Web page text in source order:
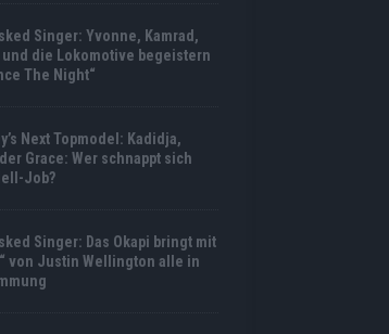
Singer: Yvonne, Kamrad,
und die Lokomotive begeistern
The Night“
Next Topmodel: Kadidja,
Grace: Wer schnappt sich
Job?
Singer: Das Okapi bringt mit
von Justin Wellington alle in